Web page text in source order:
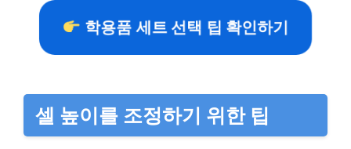
학용품 세트 선택 팁 확인하기
셀 높이를 조정하기 위한 팁